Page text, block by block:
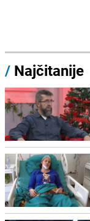
/ Najčitanije